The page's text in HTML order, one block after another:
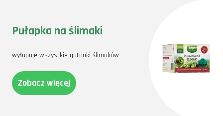
Pułapka na ślimaki
wyłapuje wszystkie gatunki ślimaków
Zobacz więcej